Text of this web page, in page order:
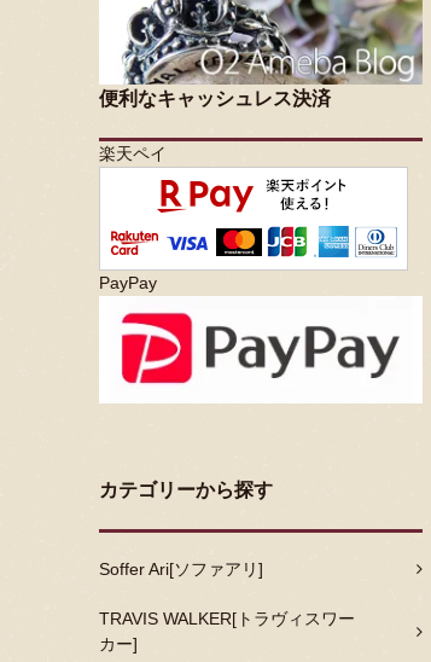
便利なキャッシュレス決済
楽天ペイ
PayPay
カテゴリーから探す
Soffer Ari[ソファアリ]
TRAVIS WALKER[トラヴィスワー
カー]